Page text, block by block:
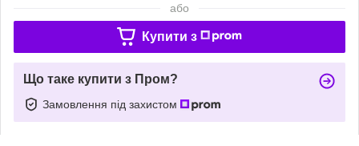
або
Купити з
Що таке купити з Пром?
Замовлення під захистом